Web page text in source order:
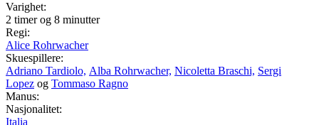
Varighet:
2 timer og 8 minutter
Regi:
Alice Rohrwacher
Skuespillere:
Adriano Tardiolo, Alba Rohrwacher, Nicoletta Braschi, Sergi
Lopez og Tommaso Ragno
Manus:
Nasjonalitet:
Italia